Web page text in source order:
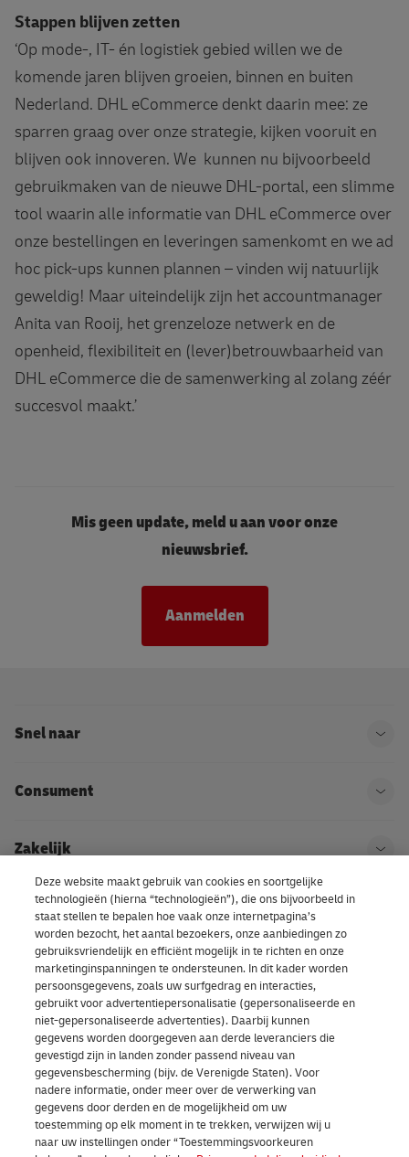
Stappen blijven zetten
‘Op mode-, IT- én logistiek gebied willen we de
komende jaren blijven groeien, binnen en buiten
Nederland. DHL eCommerce denkt daarin mee: ze
sparren graag over onze strategie, kijken vooruit en
blijven ook innoveren. We kunnen nu bijvoorbeeld
gebruikmaken van de nieuwe DHL-portal, een slimme
tool waarin alle informatie van DHL eCommerce over
onze bestellingen en leveringen samenkomt en we ad
hoc pick-ups kunnen plannen – vinden wij natuurlijk
geweldig! Maar uiteindelijk zijn het accountmanager
Anita van Rooij, het grenzeloze netwerk en de
openheid, flexibiliteit en (lever)betrouwbaarheid van
DHL eCommerce die de samenwerking al zolang zéér
succesvol maakt.’
Mis geen update, meld u aan voor onze
nieuwsbrief.
Aanmelden
Snel naar
Consument
Zakelijk
Kom bij DHL
Over ons | DHL eCommerce
Cookievoorkeuren
Facebook
LinkedInYoutubeInstagram
TikTok
Deze website maakt gebruik van cookies en soortgelijke
technologieën (hierna “technologieën”), die ons bijvoorbeeld in
staat stellen te bepalen hoe vaak onze internetpagina’s
worden bezocht, het aantal bezoekers, onze aanbiedingen zo
gebruiksvriendelijk en efficiënt mogelijk in te richten en onze
marketinginspanningen te ondersteunen. In dit kader worden
persoonsgegevens, zoals uw surfgedrag en interacties,
gebruikt voor advertentiepersonalisatie (gepersonaliseerde en
niet-gepersonaliseerde advertenties). Daarbij kunnen
gegevens worden doorgegeven aan derde leveranciers die
gevestigd zijn in landen zonder passend niveau van
gegevensbescherming (bijv. de Verenigde Staten). Voor
nadere informatie, onder meer over de verwerking van
gegevens door derden en de mogelijkheid om uw
toestemming op elk moment in te trekken, verwijzen wij u
naar uw instellingen onder “Toestemmingsvoorkeuren